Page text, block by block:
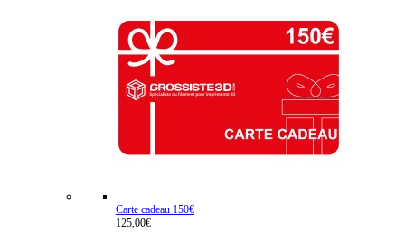
Carte cadeau 150€
125,00€